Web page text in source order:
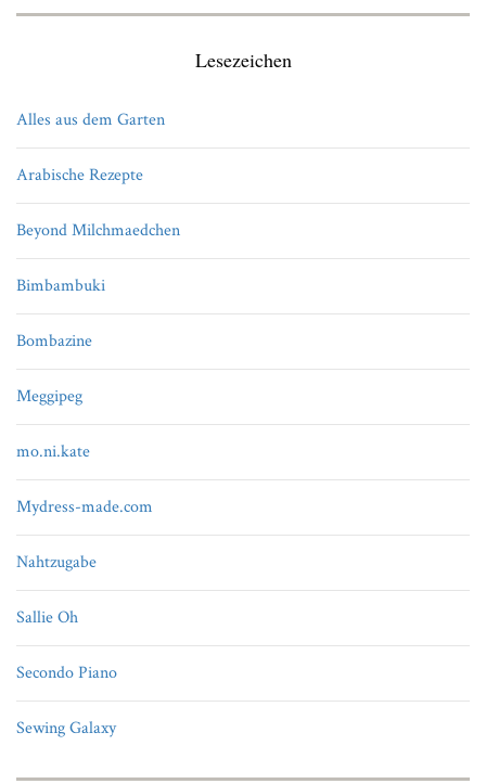
Lesezeichen
Alles aus dem Garten
Arabische Rezepte
Beyond Milchmaedchen
Bimbambuki
Bombazine
Meggipeg
mo.ni.kate
Mydress-made.com
Nahtzugabe
Sallie Oh
Secondo Piano
Sewing Galaxy